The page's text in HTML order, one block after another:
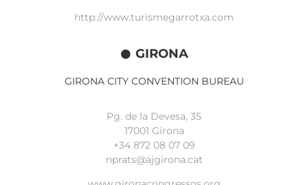
http://www.turismegarrotxa.com
GIRONA
GIRONA CITY CONVENTION BUREAU
Pg. de la Devesa, 35
17001 Girona
+34 872 08 07 09
nprats@ajgirona.cat